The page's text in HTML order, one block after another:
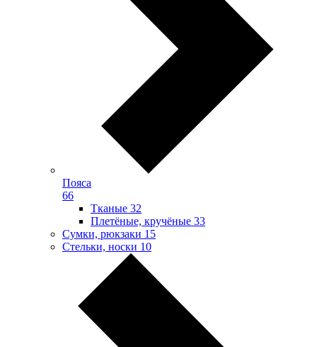
Пояса
66
Тканые 32
Плетёные, кручёные 33
Сумки, рюкзаки 15
Стельки, носки 10